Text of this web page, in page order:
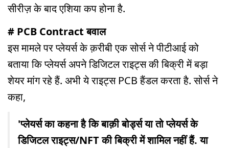
सीरीज़ के बाद एशिया कप होना है.
# PCB Contract बवाल
इस मामले पर प्लेयर्स के क़रीबी एक सोर्स ने पीटीआई को
बताया कि प्लेयर्स अपने डिजिटल राइट्स की बिक्री में बड़ा
शेयर मांग रहे हैं. अभी ये राइट्स PCB हैंडल करता है. सोर्स ने
कहा,
'प्लेयर्स का कहना है कि बाक़ी बोर्ड्स या तो प्लेयर्स के
डिजिटल राइट्स/NFT की बिक्री में शामिल नहीं हैं. या